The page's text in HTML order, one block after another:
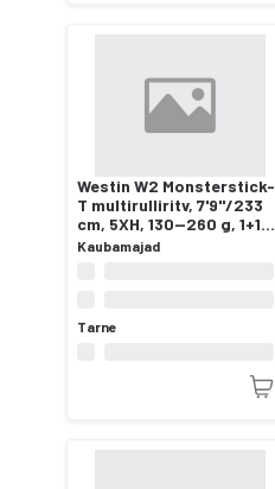
Westin W2 Monsterstick-
T multirulliritv, 7'9"/233
cm, 5XH, 130—260 g, 1+1
os
Kaubamajad
Tarne